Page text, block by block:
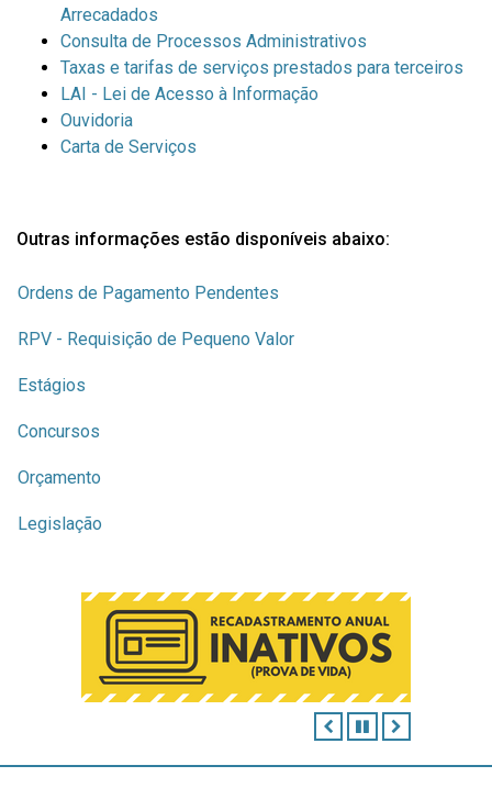
Arrecadados
Consulta de Processos Administrativos
Taxas e tarifas de serviços prestados para terceiros
LAI - Lei de Acesso à Informação
Ouvidoria
Carta de Serviços
Outras informações estão disponíveis abaixo:
Ordens de Pagamento Pendentes
RPV - Requisição de Pequeno Valor
Estágios
Concursos
Orçamento
Legislação
ANTERIOR
PAUSAR